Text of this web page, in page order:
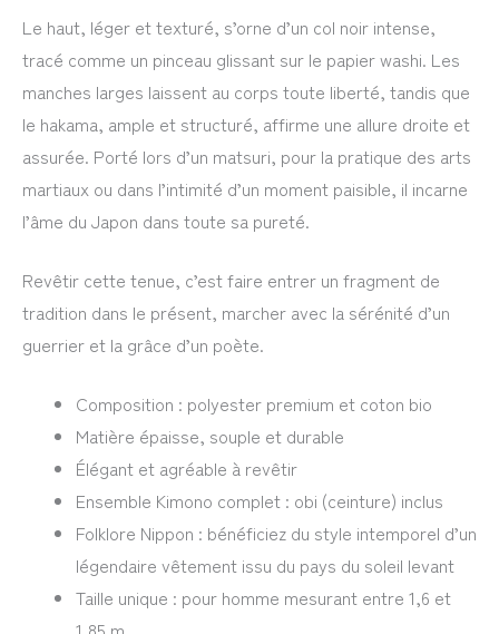
Le haut, léger et texturé, s’orne d’un col noir intense,
tracé comme un pinceau glissant sur le papier washi. Les
manches larges laissent au corps toute liberté, tandis que
le hakama, ample et structuré, affirme une allure droite et
assurée. Porté lors d’un matsuri, pour la pratique des arts
martiaux ou dans l’intimité d’un moment paisible, il incarne
l’âme du Japon dans toute sa pureté.
Revêtir cette tenue, c’est faire entrer un fragment de
tradition dans le présent, marcher avec la sérénité d’un
guerrier et la grâce d’un poète.
Composition : polyester premium et coton bio
Matière épaisse, souple et durable
Élégant et agréable à revêtir
Ensemble Kimono complet : obi (ceinture) inclus
Folklore Nippon : bénéficiez du style intemporel d’un
légendaire vêtement issu du pays du soleil levant
Taille unique : pour homme mesurant entre 1,6 et